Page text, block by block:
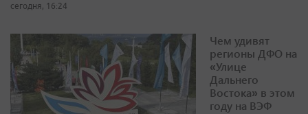
сегодня, 16:24
Чем удивят
регионы ДФО на
«Улице
Дальнего
Востока» в этом
году на ВЭФ